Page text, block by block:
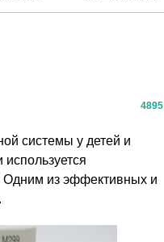
4895
системы у детей и
Одним из эффективных и